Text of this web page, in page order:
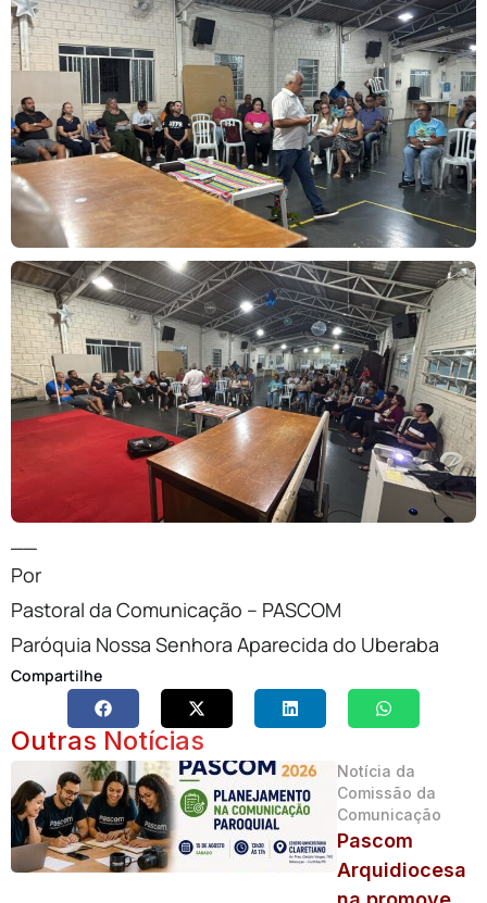
Por
Pastoral da Comunicação – PASCOM
Paróquia Nossa Senhora Aparecida do Uberaba
Compartilhe
Outras Notícias
Notícia da
Comissão da
Comunicação
Pascom
Arquidiocesa